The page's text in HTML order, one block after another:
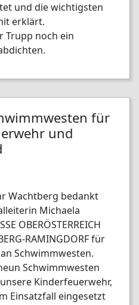
und die wichtigsten
erklärt.
Trupp noch ein
für
und
Wachtberg bedankt
Michaela
OBERÖSTERREICH
RAMINGDORF für
Schwimmwesten.
Schwimmwesten
Kinderfeuerwehr,
Einsatzfall eingesetzt